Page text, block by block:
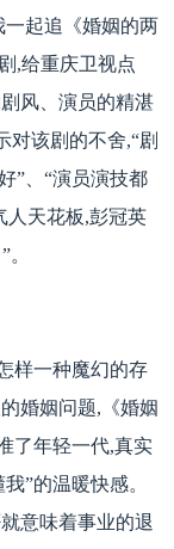
起追《婚姻的两
,给重庆卫视点
风、演员的精湛
对该剧的不舍,“剧
”、“演员演技都
人天花板,彭冠英
样一种魔幻的存
婚姻问题,《婚姻
了年轻一代,真实
”的温暖快感。
意味着事业的退